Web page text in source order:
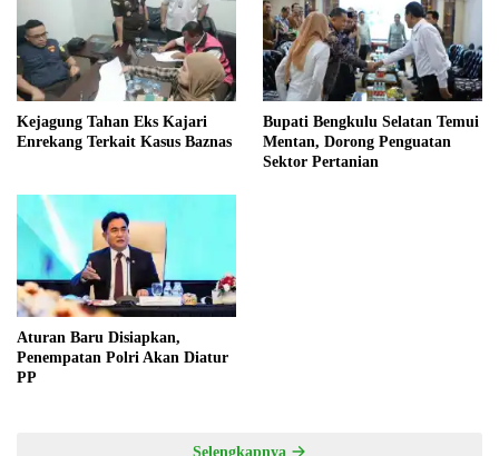
Kejagung Tahan Eks Kajari
Enrekang Terkait Kasus Baznas
Bupati Bengkulu Selatan Temui
Mentan, Dorong Penguatan
Sektor Pertanian
Aturan Baru Disiapkan,
Penempatan Polri Akan Diatur
PP
Selengkapnya